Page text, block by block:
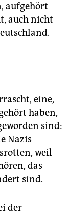
aufgehört
auch nicht
eine,
haben,
sind:
Nazis
weil
das
sind.
der